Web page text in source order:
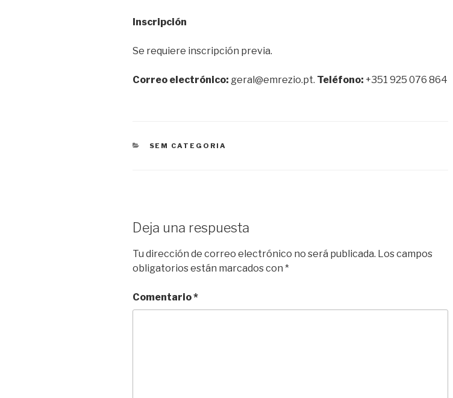
Inscripción
Se requiere inscripción previa.
Correo electrónico: geral@emrezio.pt. Teléfono: +351 925 076 864
CATEGORÍAS
SEM CATEGORIA
Deja una respuesta
Tu dirección de correo electrónico no será publicada. Los campos
obligatorios están marcados con *
Comentario*